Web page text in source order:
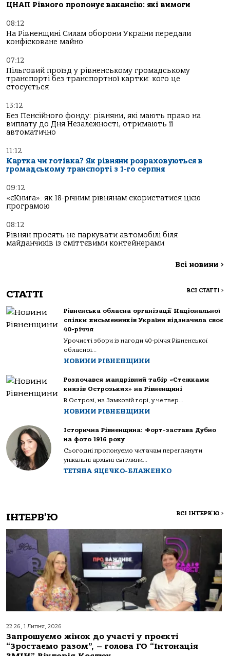
ЦНАП Рівного пропонує вакансію: які вимоги
08:12
На Рівненщині Силам оборони України передали
конфісковане майно
07:12
Пільговий проїзд у рівненському громадському
транспорті без транспортної картки: кого це
стосується
13:12
Без Пенсійного фонду: рівняни, які мають право на
виплату до Дня Незалежності, отримають її
автоматично
11:12
Картка чи готівка? Як рівняни розраховуються в
громадському транспорті з 1-го серпня
09:12
«єКнига»: як 18-річним рівнянам скористатися цією
програмою
08:12
Рівнян просять не паркувати автомобілі біля
майданчиків із сміттєвими контейнерами
Всі новини >
СТАТТІ ВСІ СТАТТІ >
Рівненська обласна організації Національної
спілки письменників України відзначила своє
40-річчя
Урочисті збори із нагоди 40-річчя Рівненської
обласної...
НОВИНИ РІВНЕНЩИНИ
Розпочався мандрівний табір «Стежками
князів Острозьких» на Рівненщині
В Острозі, на Замковій горі, у четвер...
НОВИНИ РІВНЕНЩИНИ
Історична Рівненщина: Форт-застава Дубно
на фото 1916 року
Сьогодні пропонуємо читачам переглянути
унікальні архівні світлини...
ТЕТЯНА ЯЦЕЧКО-БЛАЖЕНКО
ІНТЕРВ'Ю ВСІ ІНТЕРВ'Ю >
22:26, 1 Липня, 2026
Запрошуємо жінок до участі у проєкті
“Зростаємо разом”, – голова ГО “Інтонація